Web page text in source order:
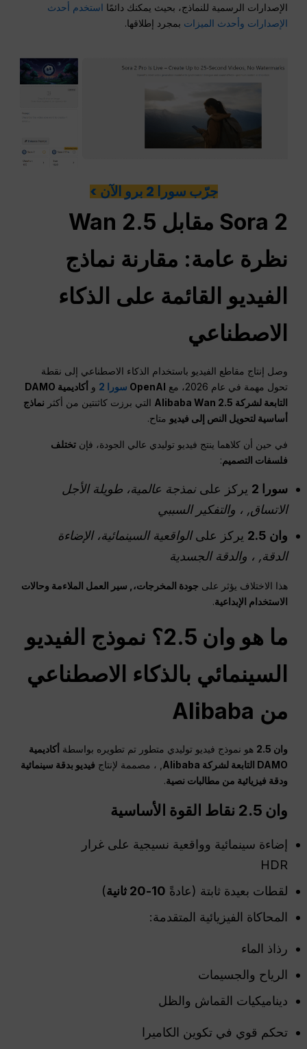
الإصدارات الرسمية للنماذج، بحيث يمكنك دائمًا استخدم أحدث
الإصدارات وأحدث الميزات بمجرد إطلاقها.
جرّب سورا 2 برو الآن >
Sora 2 مقابل Wan 2.5
نظرة عامة: مقارنة نماذج
الفيديو القائمة على الذكاء
الاصطناعي
وصل إنتاج مقاطع الفيديو باستخدام الذكاء الاصطناعي إلى نقطة
تحول مهمة في عام 2026، مع
OpenAI سورا 2 و
أكاديمية DAMO
التابعة لشركة Alibaba Wan 2.5
التي برزت كاثنتين من أكثر نماذج
أساسية لتحويل النص إلى فيديو متاح.
في حين أن كلاهما ينتج فيديو توليدي عالي الجودة، فإنتختلف
فلسفات التصميم:
سورا 2 يركز علىنمذجة عالمية، طويلة الأجل
الاتساق, ، والتفكير السببي
وان 2.5
يركز علىالواقعية السينمائية، الإضاءة
الدقة, ، والدقة الجسدية
هذا الاختلاف يؤثر على جودة المخرجات،, سير العمل الملاءمة وحالات
الاستخدام الإبداعية.
ما هو وان
2.5؟ نموذج الفيديو
السينمائي بالذكاء الاصطناعي
من Alibaba
وان 2.5 هو نموذج فيديو توليدي متطور تم تطويره بواسطة أكاديمية
DAMO التابعة لشركة Alibaba
, ، مصممة لإنتاج فيديو بدقة سينمائية
ودقة فيزيائية من مطالبات نصية.
وان 2.5 نقاط القوة الأساسية
إضاءة سينمائية وواقعية نسيجية على غرار
HDR
لقطات بعيدة ثابتة (عادةً 10-20 ثانية
)
المحاكاة الفيزيائية المتقدمة:
رذاذ الماء
الرياح والجسيمات
ديناميكيات القماش والظل
تحكم قوي في تكوين الكاميرا